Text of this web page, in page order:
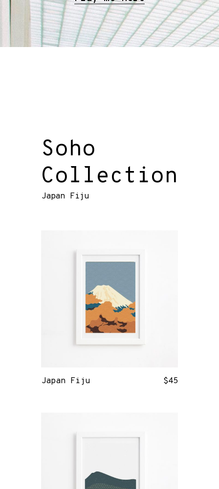
Soho
Collection
Japan Fiju
Japan Fiju $45